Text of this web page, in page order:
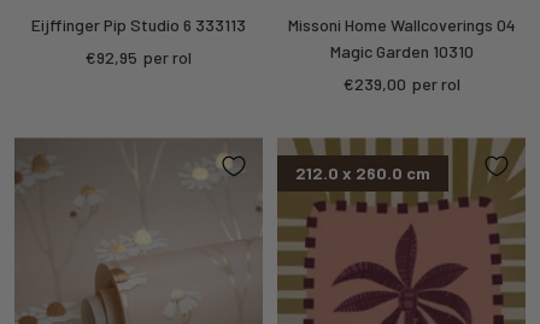
Eijffinger Pip Studio 6 333113
Sale
€92,95 per rol
Missoni Home Wallcoverings 04
Magic Garden 10310
Sale
€239,00 per rol
212.0 x 260.0 cm